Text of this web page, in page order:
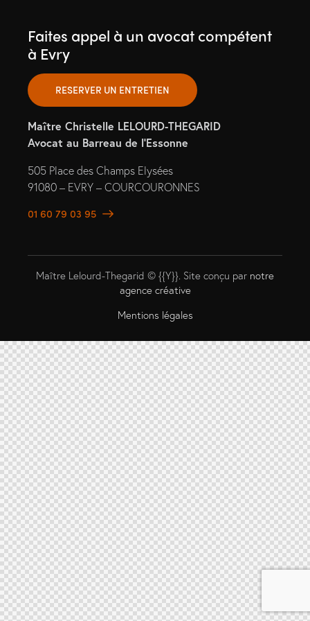
Faites appel à un avocat compétent
à Evry
RESERVER UN ENTRETIEN
Maître Christelle LELOURD-THEGARID
Avocat au Barreau de l’Essonne
505 Place des Champs Elysées
91080 – EVRY – COURCOURONNES
01 60 79 03 95
Maître Lelourd-Thegarid © {{Y}}. Site conçu par notre
agence créative
Mentions légales